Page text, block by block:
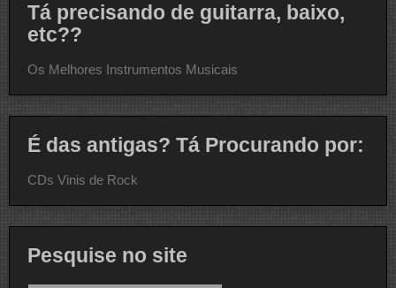
Tá precisando de guitarra, baixo,
etc??
Os Melhores Instrumentos Musicais
É das antigas? Tá Procurando por:
CDs Vinis de Rock
Pesquise no site